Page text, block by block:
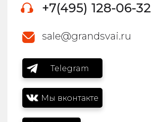
+7(495) 128-06-32
sale@grandsvai.ru
Telegram
Мы вконтакте